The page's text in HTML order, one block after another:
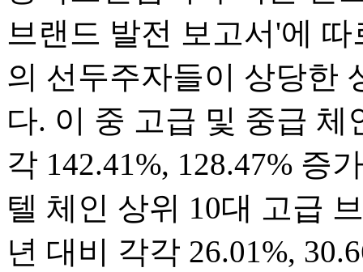
브랜드 발전 보고서'에
의 선두주자들이 상당한
다. 이 중 고급 및 중급 체
각 142.41%, 128.47% 증
텔 체인 상위 10대 고급
년 대비 각각 26.01%,